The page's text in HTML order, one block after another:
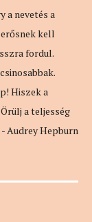
a nevetés a
kell
fordul.
Hiszek a
a teljesség
- Audrey Hepburn